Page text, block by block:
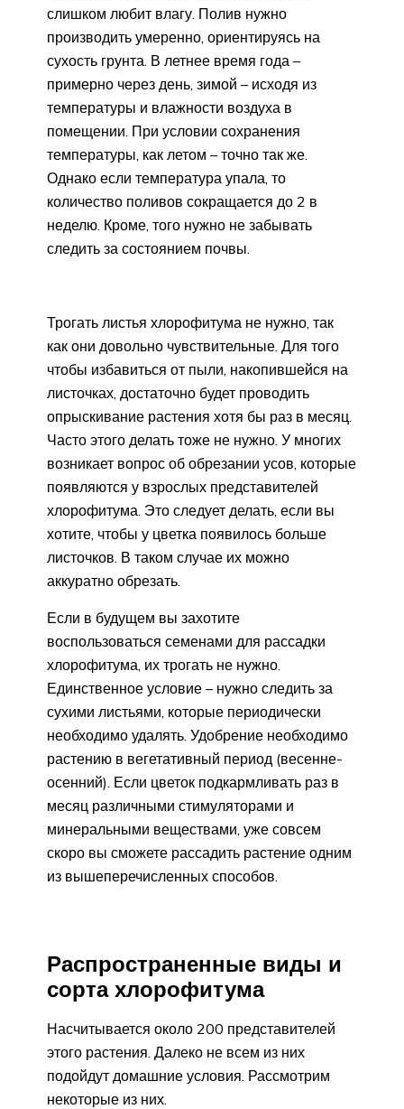
слишком любит влагу. Полив нужно
производить умеренно, ориентируясь на
сухость грунта. В летнее время года –
примерно через день, зимой – исходя из
температуры и влажности воздуха в
помещении. При условии сохранения
температуры, как летом – точно так же.
Однако если температура упала, то
количество поливов сокращается до 2 в
неделю. Кроме, того нужно не забывать
следить за состоянием почвы.
Трогать листья хлорофитума не нужно, так
как они довольно чувствительные. Для того
чтобы избавиться от пыли, накопившейся на
листочках, достаточно будет проводить
опрыскивание растения хотя бы раз в месяц.
Часто этого делать тоже не нужно. У многих
возникает вопрос об обрезании усов, которые
появляются у взрослых представителей
хлорофитума. Это следует делать, если вы
хотите, чтобы у цветка появилось больше
листочков. В таком случае их можно
аккуратно обрезать.
Если в будущем вы захотите
воспользоваться семенами для рассадки
хлорофитума, их трогать не нужно.
Единственное условие – нужно следить за
сухими листьями, которые периодически
необходимо удалять. Удобрение необходимо
растению в вегетативный период (весенне-
осенний). Если цветок подкармливать раз в
месяц различными стимуляторами и
минеральными веществами, уже совсем
скоро вы сможете рассадить растение одним
из вышеперечисленных способов.
Распространенные виды и
сорта хлорофитума
Насчитывается около 200 представителей
этого растения. Далеко не всем из них
подойдут домашние условия. Рассмотрим
некоторые из них.